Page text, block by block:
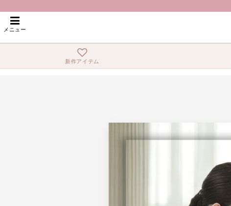
メニュー
新作アイテム
ホーム > 気高く、美しい。ドレープロングドレス